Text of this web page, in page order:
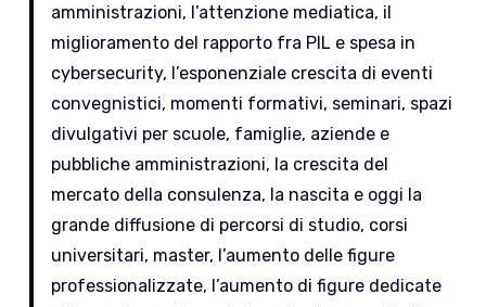
amministrazioni, l’attenzione mediatica, il
miglioramento del rapporto fra PIL e spesa in
cybersecurity, l’esponenziale crescita di eventi
convegnistici, momenti formativi, seminari, spazi
divulgativi per scuole, famiglie, aziende e
pubbliche amministrazioni, la crescita del
mercato della consulenza, la nascita e oggi la
grande diffusione di percorsi di studio, corsi
universitari, master, l’aumento delle figure
professionalizzate, l’aumento di figure dedicate